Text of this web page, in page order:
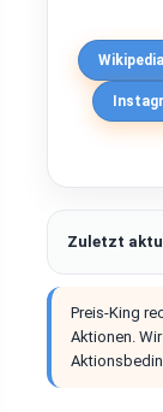
Zuletzt
Preis-King
Aktionen.